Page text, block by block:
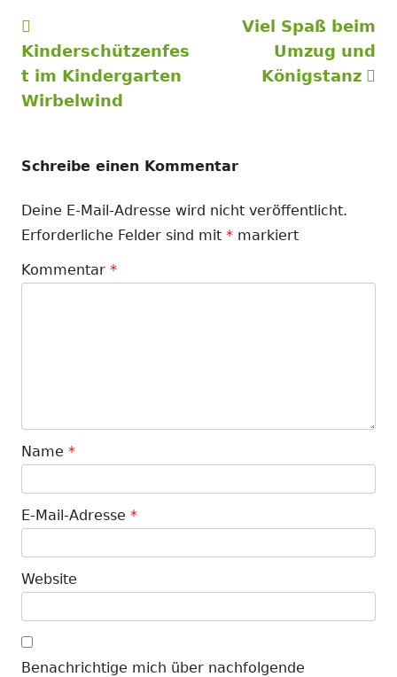
Beitragsnavigation
Beitrag:
Kinderschützenfes
t im Kindergarten
Wirbelwind
Nächster
Beitrag
Viel Spaß beim
Umzug und
Königstanz
Schreibe einen Kommentar
Deine E-Mail-Adresse wird nicht veröffentlicht.
Erforderliche Felder sind mit * markiert
Kommentar *
Name *
E-Mail-Adresse *
Website
Benachrichtige mich über nachfolgende